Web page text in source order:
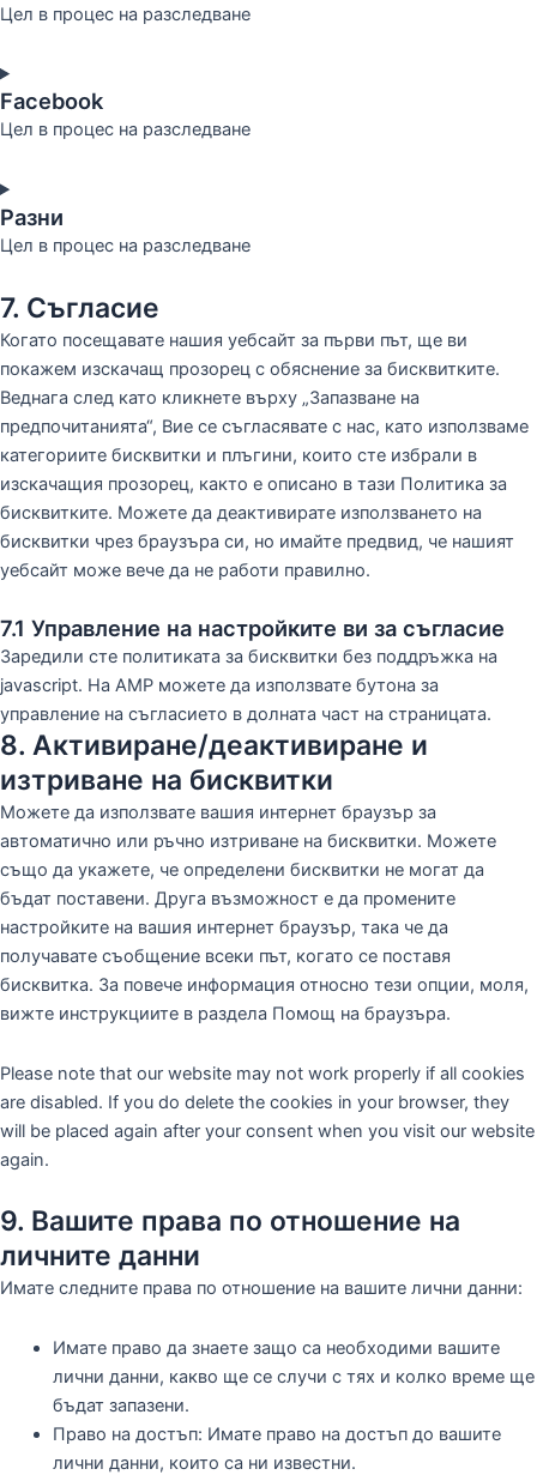
Цел в процес на разследване
Facebook
Цел в процес на разследване
Разни
Цел в процес на разследване
7. Съгласие
Когато посещавате нашия уебсайт за първи път, ще ви
покажем изскачащ прозорец с обяснение за бисквитките.
Веднага след като кликнете върху „Запазване на
предпочитанията“, Вие се съгласявате с нас, като използваме
категориите бисквитки и плъгини, които сте избрали в
изскачащия прозорец, както е описано в тази Политика за
бисквитките. Можете да деактивирате използването на
бисквитки чрез браузъра си, но имайте предвид, че нашият
уебсайт може вече да не работи правилно.
7.1 Управление на настройките ви за съгласие
Заредили сте политиката за бисквитки без поддръжка на
javascript. На AMP можете да използвате бутона за
управление на съгласието в долната част на страницата.
8. Активиране/деактивиране и
изтриване на бисквитки
Можете да използвате вашия интернет браузър за
автоматично или ръчно изтриване на бисквитки. Можете
също да укажете, че определени бисквитки не могат да
бъдат поставени. Друга възможност е да промените
настройките на вашия интернет браузър, така че да
получавате съобщение всеки път, когато се поставя
бисквитка. За повече информация относно тези опции, моля,
вижте инструкциите в раздела Помощ на браузъра.
Please note that our website may not work properly if all cookies
are disabled. If you do delete the cookies in your browser, they
will be placed again after your consent when you visit our website
again.
9. Вашите права по отношение на
личните данни
Имате следните права по отношение на вашите лични данни:
Имате право да знаете защо са необходими вашите
лични данни, какво ще се случи с тях и колко време ще
бъдат запазени.
Право на достъп: Имате право на достъп до вашите
лични данни, които са ни известни.